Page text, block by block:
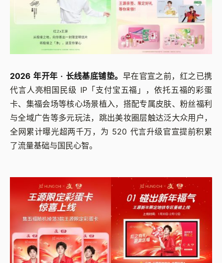
2026 年开年 · 长线基底铺垫。 早在官宣之前，红之已携
代言人亮相国民级 IP「支付宝五福」，依托五福的彩蛋
卡、集福会场等核心场景植入，搭配专属皮肤、粉丝福利
与全域广告等多元玩法，跳出美妆圈层触达泛大众用户，
全网累计曝光超两千万，为 520 代言升级官宣提前积累
了流量基础与国民心智。